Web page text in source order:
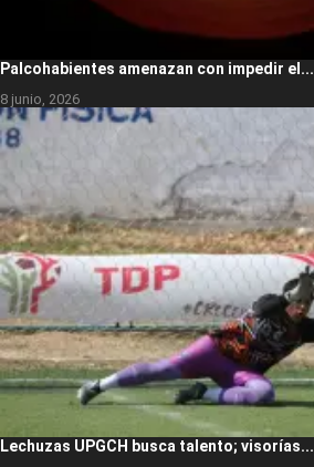
Palcohabientes amenazan con impedir el...
8 junio, 2026
Lechuzas UPGCH busca talento; visorías...